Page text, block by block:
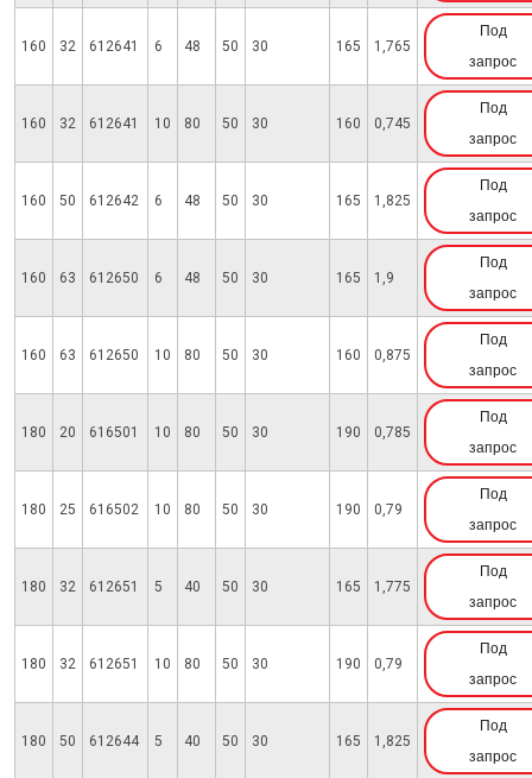
160 32 612641 6 48 50 30 165 1,765
Под
запрос
160 32 612641 10 80 50 30 160 0,745
Под
запрос
160 50 612642 6 48 50 30 165 1,825
Под
запрос
160 63 612650 6 48 50 30 165 1,9
Под
запрос
160 63 612650 10 80 50 30 160 0,875
Под
запрос
180 20 616501 10 80 50 30 190 0,785
Под
запрос
180 25 616502 10 80 50 30 190 0,79
Под
запрос
180 32 612651 5 40 50 30 165 1,775
Под
запрос
180 32 612651 10 80 50 30 190 0,79
Под
запрос
180 50 612644 5 40 50 30 165 1,825
Под
запрос